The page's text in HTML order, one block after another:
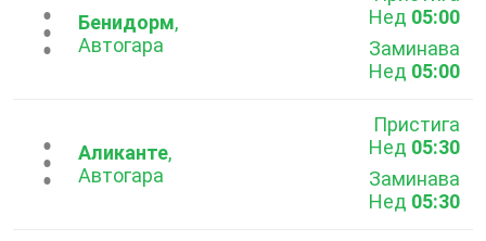
...Бенидорм,
Автогара
Нед 05:00
Заминава
Нед 05:00
...Аликанте,
Автогара
Пристига
Нед 05:30
Заминава
Нед 05:30